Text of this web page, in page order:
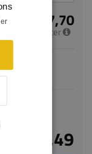
€ 17,70
per meter
levertijd
€ 42,49